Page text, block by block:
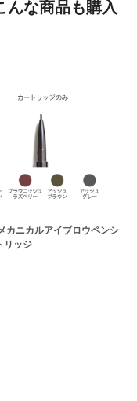
んな商品も購入
カニカルアイブロウペンシ
リッジ